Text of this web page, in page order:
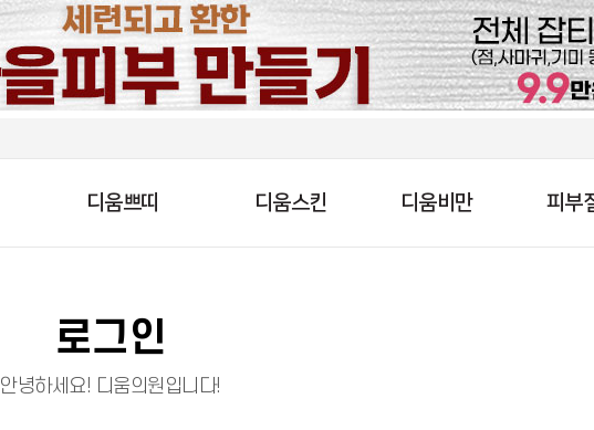
디움쁘띠 디움스킨 디움비만 피부
로그인
안녕하세요! 디움의원입니다!